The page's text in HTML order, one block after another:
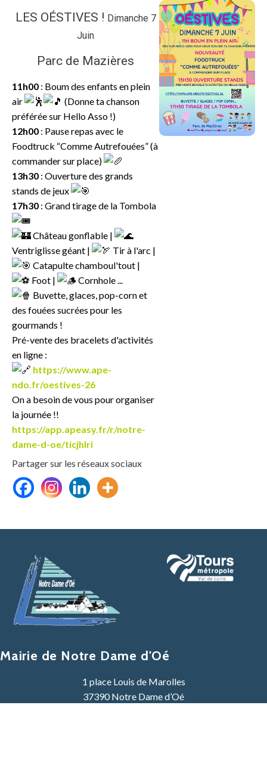
LES OÉSTIVES ! Dimanche 7
Juin
Parc de Mazières
11h00 : Boum des enfants en plein
air
(Donne ta chanson
préférée sur Hello Asso !)
12h00 : Pause repas avec le
Foodtruck “Comme Autrefouées” (à
commander sur place)
13h30 : Ouverture des grands
stands de jeux
17h30 : Grand tirage de la Tombola
Château gonflable |
Ventriglisse géant |
Tir à l'arc |
Catapulte chamboul'tout |
Foot |
Cornhole ...
Buvette, glaces, pop-corn et
des fouées sucrées pour les
gourmands !
Pré-vente des bracelets d'activités
en ligne :
https://www.ape-
ndo.fr/oestives-26
On a besoin de vous pour organiser
la journée !!
https://app.apeasy.fr/r/notre-
dame-d-oe/ticjhlri
Partager sur les réseaux sociaux
Mairie de Notre Dame d'Oé
1 place Louis de Marolles
37390 Notre Dame d’Oé